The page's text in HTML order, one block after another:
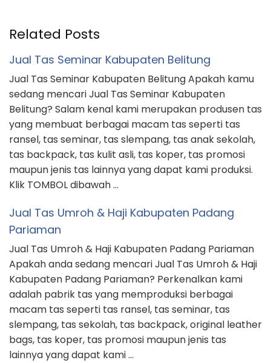
Related Posts
Jual Tas Seminar Kabupaten Belitung
Jual Tas Seminar Kabupaten Belitung Apakah kamu
sedang mencari Jual Tas Seminar Kabupaten
Belitung? Salam kenal kami merupakan produsen tas
yang membuat berbagai macam tas seperti tas
ransel, tas seminar, tas slempang, tas anak sekolah,
tas backpack, tas kulit asli, tas koper, tas promosi
maupun jenis tas lainnya yang dapat kami produksi.
Klik TOMBOL dibawah …
Jual Tas Umroh & Haji Kabupaten Padang
Pariaman
Jual Tas Umroh & Haji Kabupaten Padang Pariaman
Apakah anda sedang mencari Jual Tas Umroh & Haji
Kabupaten Padang Pariaman? Perkenalkan kami
adalah pabrik tas yang memproduksi berbagai
macam tas seperti tas ransel, tas seminar, tas
slempang, tas sekolah, tas backpack, original leather
bags, tas koper, tas promosi maupun jenis tas
lainnya yang dapat kami …